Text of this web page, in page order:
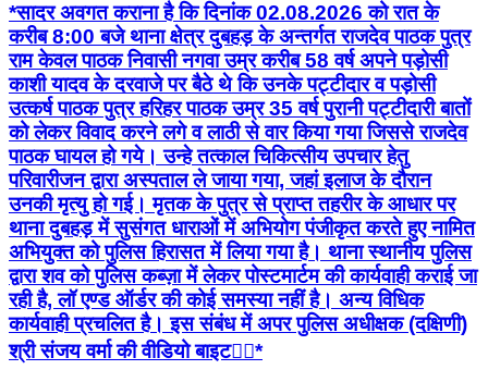
*सादर अवगत कराना है कि दिनांक 02.08.2026 को रात के
करीब 8:00 बजे थाना क्षेत्र दुबहड़ के अन्तर्गत राजदेव पाठक पुत्र
राम केवल पाठक निवासी नगवा उम्र करीब 58 वर्ष अपने पड़ोसी
काशी यादव के दरवाजे पर बैठे थे कि उनके पट्टीदार व पड़ोसी
उत्कर्ष पाठक पुत्र हरिहर पाठक उम्र 35 वर्ष पुरानी पट्टीदारी बातों
को लेकर विवाद करने लगे व लाठी से वार किया गया जिससे राजदेव
पाठक घायल हो गये। उन्हे तत्काल चिकित्सीय उपचार हेतु
परिवारीजन द्वारा अस्पताल ले जाया गया, जहां इलाज के दौरान
उनकी मृत्यु हो गई। मृतक के पुत्र से प्राप्त तहरीर के आधार पर
थाना दुबहड़ में सुसंगत धाराओं में अभियोग पंजीकृत करते हुए नामित
अभियुक्त को पुलिस हिरासत में लिया गया है। थाना स्थानीय पुलिस
द्वारा शव को पुलिस कब्ज़ा में लेकर पोस्टमार्टम की कार्यवाही कराई जा
रही है, लॉ एण्ड ऑर्डर की कोई समस्या नहीं है। अन्य विधिक
कार्यवाही प्रचलित है। इस संबंध में अपर पुलिस अधीक्षक (दक्षिणी)
श्री संजय वर्मा की वीडियो बाइट👇🏻*